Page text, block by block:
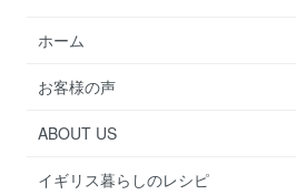
ホーム
お客様の声
ABOUT US
イギリス暮らしのレシピ